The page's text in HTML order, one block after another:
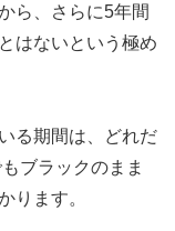
ら、さらに5年間
はないという極め
る期間は、どれだ
ブラックのまま
ります。